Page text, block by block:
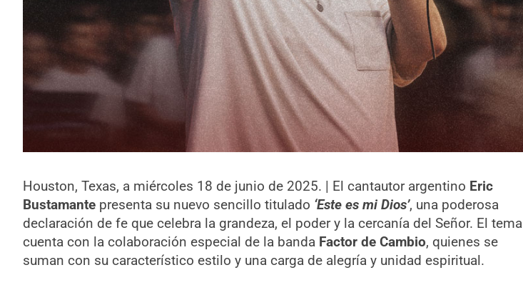
Houston, Texas, a miércoles 18 de junio de 2025. | El cantautor argentino Eric
Bustamantepresenta su nuevo sencillo titulado ‘Este es mi Dios’, una poderosa
declaración de fe que celebra la grandeza, el poder y la cercanía del Señor. El tema
cuenta con la colaboración especial de la banda Factor de Cambio, quienes se
suman con su característico estilo y una carga de alegría y unidad espiritual.